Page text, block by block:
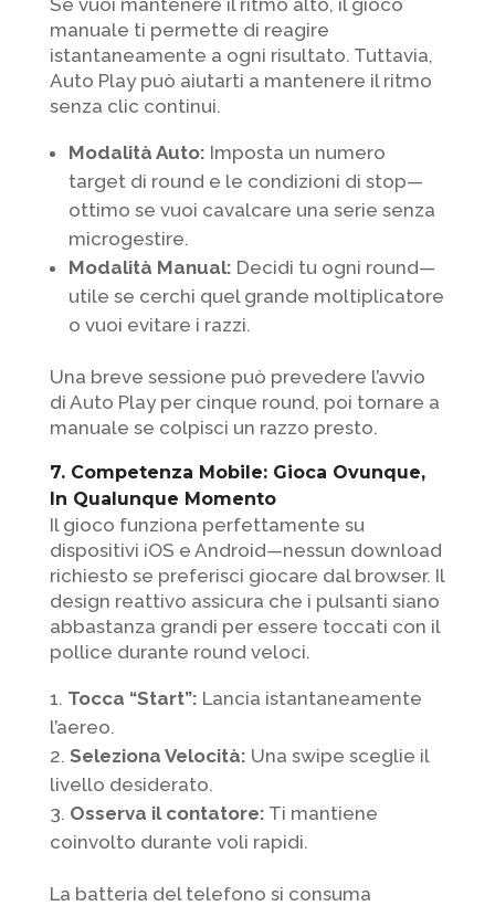
Se vuoi mantenere il ritmo alto, il gioco
manuale ti permette di reagire
istantaneamente a ogni risultato. Tuttavia,
Auto Play può aiutarti a mantenere il ritmo
senza clic continui.
Modalità Auto: Imposta un numero
target di round e le condizioni di stop—
ottimo se vuoi cavalcare una serie senza
microgestire.
Modalità Manual: Decidi tu ogni round—
utile se cerchi quel grande moltiplicatore
o vuoi evitare i razzi.
Una breve sessione può prevedere l’avvio
di Auto Play per cinque round, poi tornare a
manuale se colpisci un razzo presto.
7. Competenza Mobile: Gioca Ovunque,
In Qualunque Momento
Il gioco funziona perfettamente su
dispositivi iOS e Android—nessun download
richiesto se preferisci giocare dal browser. Il
design reattivo assicura che i pulsanti siano
abbastanza grandi per essere toccati con il
pollice durante round veloci.
Tocca “Start”: Lancia istantaneamente
l’aereo.
Seleziona Velocità: Una swipe sceglie il
livello desiderato.
Osserva il contatore: Ti mantiene
coinvolto durante voli rapidi.
La batteria del telefono si consuma